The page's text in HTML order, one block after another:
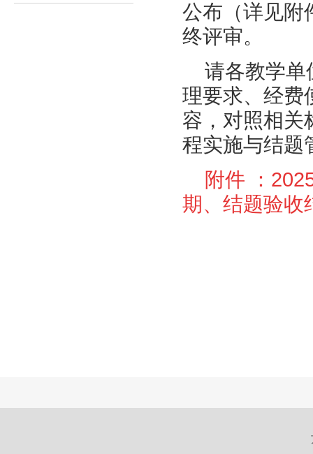
公布（详见附
终评审。
请各教学单
理要求、经费
容，对照相关
程实施与结题
附件 ：
期、结题验收